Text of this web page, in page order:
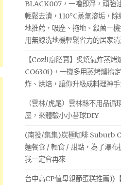
BLACK007，一嚕即淨，頑強
輕鬆去漬，110°C蒸氣溶垢，除
地推薦，吸塵、拖地、殺菌一
用無線洗地機輕鬆省力的居家
【Coz!i廚膳寶】炙燒氣炸蒸烤
CO630i)，一機多用蒸烤爐搞定
炸、烘焙，讓你升級成料理神
（雲林/虎尾）雲林縣不用品循
屋，來體驗小小苔球DIY
(南投/集集)炭極咖啡 Suburb
麵餐食 / 輕食 / 甜點，為了瀑布
我一定會再來
台中高CP值母親節蛋糕推薦))